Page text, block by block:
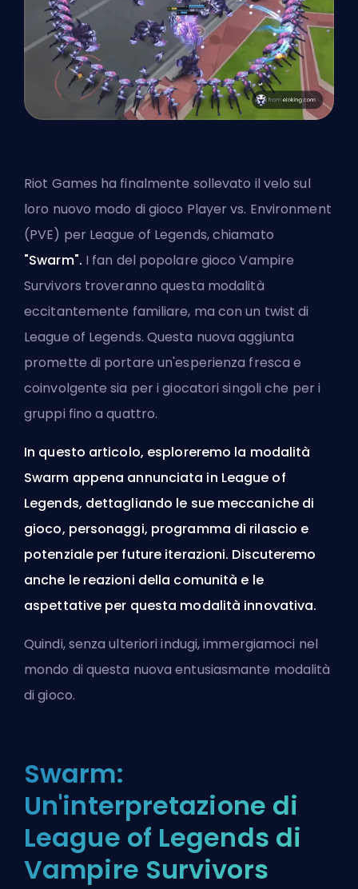
Riot Games ha finalmente sollevato il velo sul
loro nuovo modo di gioco Player vs. Environment
(PVE) per League of Legends, chiamato
"Swarm". I fan del popolare gioco Vampire
Survivors troveranno questa modalità
eccitantemente familiare, ma con un twist di
League of Legends. Questa nuova aggiunta
promette di portare un'esperienza fresca e
coinvolgente sia per i giocatori singoli che per i
gruppi fino a quattro.
In questo articolo, esploreremo la modalità
Swarm appena annunciata in League of
Legends, dettagliando le sue meccaniche di
gioco, personaggi, programma di rilascio e
potenziale per future iterazioni. Discuteremo
anche le reazioni della comunità e le
aspettative per questa modalità innovativa.
Quindi, senza ulteriori indugi, immergiamoci nel
mondo di questa nuova entusiasmante modalità
di gioco.
Swarm:
Un'interpretazione di
League of Legends di
Vampire Survivors